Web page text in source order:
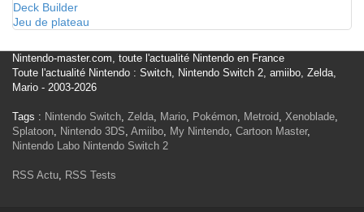
Deck Builder
Jeu de plateau
Nintendo-master.com, toute l'actualité Nintendo en France
Toute l'actualité Nintendo : Switch, Nintendo Switch 2, amiibo, Zelda,
Mario - 2003-2026
Tags : Nintendo Switch, Zelda, Mario, Pokémon, Metroid, Xenoblade,
Splatoon, Nintendo 3DS, Amiibo, My Nintendo, Cartoon Master,
Nintendo Labo Nintendo Switch 2
RSS Actu, RSS Tests